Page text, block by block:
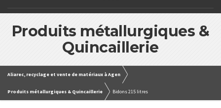
Produits métallurgiques &
Quincaillerie
Aliarec, recyclage et vente de matériaux à Agen
Produits métallurgiques & Quincaillerie Bidons 215 litres